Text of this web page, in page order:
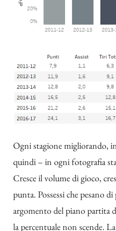
Ogni stagione migliorando,
quindi – in ogni fotografia
Cresce il volume di gioco,
punta. Possessi che pesano
argomento del piano partita
la percentuale non scende.